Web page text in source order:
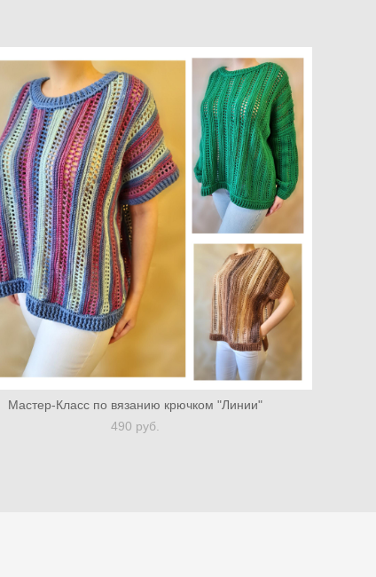
Мастер-Класс по вязанию крючком "Линии"
490 pуб.